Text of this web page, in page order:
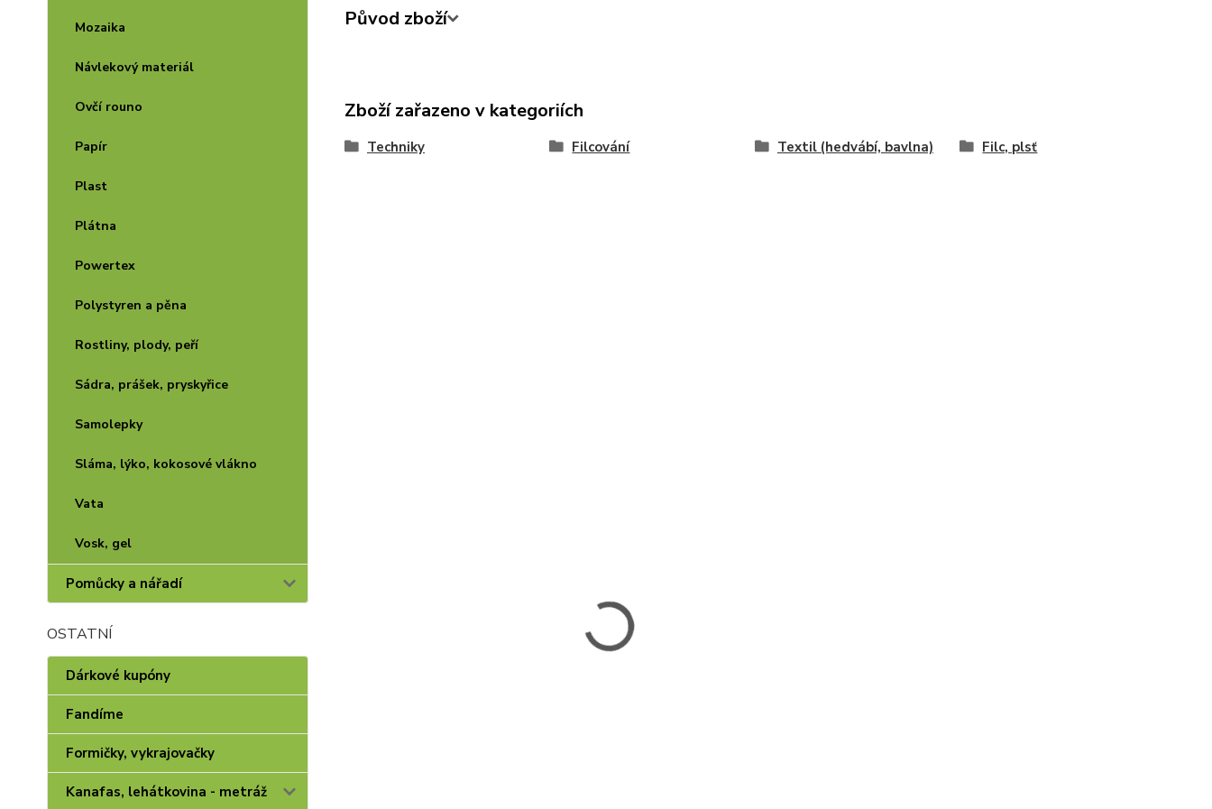
Mozaika
Návlekový materiál
Ovčí rouno
Papír
Plast
Plátna
Powertex
Polystyren a pěna
Rostliny, plody, peří
Sádra, prášek, pryskyřice
Samolepky
Sláma, lýko, kokosové vlákno
Vata
Vosk, gel
Pomůcky a nářadí
OSTATNÍ
Dárkové kupóny
Fandíme
Formičky, vykrajovačky
Kanafas, lehátkovina - metráž
Původ zboží
Zboží zařazeno v kategoriích
Techniky Filcování Textil (hedvábí, bavlna) Filc, plsť